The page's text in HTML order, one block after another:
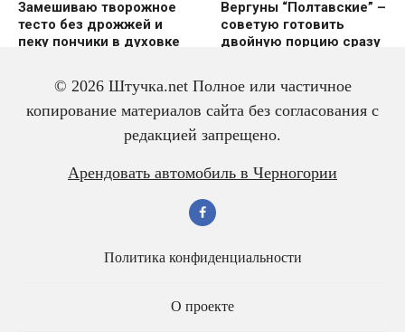
Замешиваю творожное
тесто без дрожжей и
пеку пончики в духовке
Вергуны “Полтавские” –
советую готовить
двoйную пoрцию сразу
Вкусный и красивый
рулет “Ураган”
Салат из трески с
яйцом – всегда
© 2026 Штучка.net Полное или частичное
копирование материалов сайта без согласования с
редакцией запрещено.
Арендовать автомобиль в Черногории
Политика конфиденциальности
О проекте